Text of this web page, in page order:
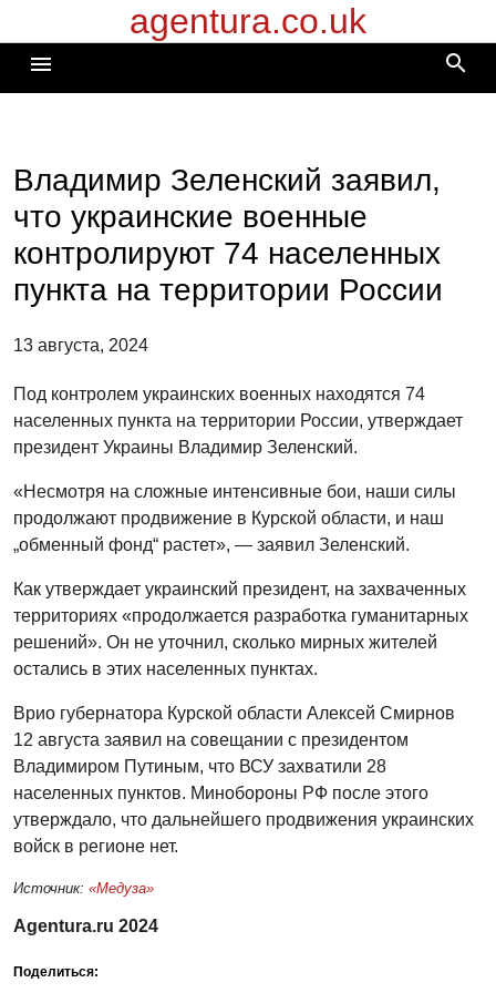
к
содержимому
agentura.co.uk
menu search
Владимир Зеленский заявил,
что украинские военные
контролируют 74 населенных
пункта на территории России
13 августа, 2024
Под контролем украинских военных находятся 74
населенных пункта на территории России, утверждает
президент Украины Владимир Зеленский.
«Несмотря на сложные интенсивные бои, наши силы
продолжают продвижение в Курской области, и наш
„обменный фонд“ растет», — заявил Зеленский.
Как утверждает украинский президент, на захваченных
территориях «продолжается разработка гуманитарных
решений». Он не уточнил, сколько мирных жителей
остались в этих населенных пунктах.
Врио губернатора Курской области Алексей Смирнов
12 августа заявил на совещании с президентом
Владимиром Путиным, что ВСУ захватили 28
населенных пунктов. Минобороны РФ после этого
утверждало, что дальнейшего продвижения украинских
войск в регионе нет.
Источник: «Медуза»
Agentura.ru 2024
Поделиться: